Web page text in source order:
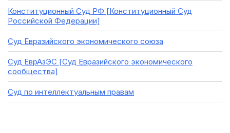
Конституционный Суд РФ [Конституционный Суд
Российской Федерации]
Суд Евразийского экономического союза
Суд ЕврАзЭС [Суд Евразийского экономического
сообщества]
Суд по интеллектуальным правам